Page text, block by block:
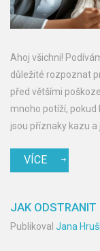
Ahoj všichni!
důležité rozpoznat
před většími
mnoho potíží, pokud
jsou příznaky kazu
VÍCE
JAK ODSTRANIT
Publikoval Jana